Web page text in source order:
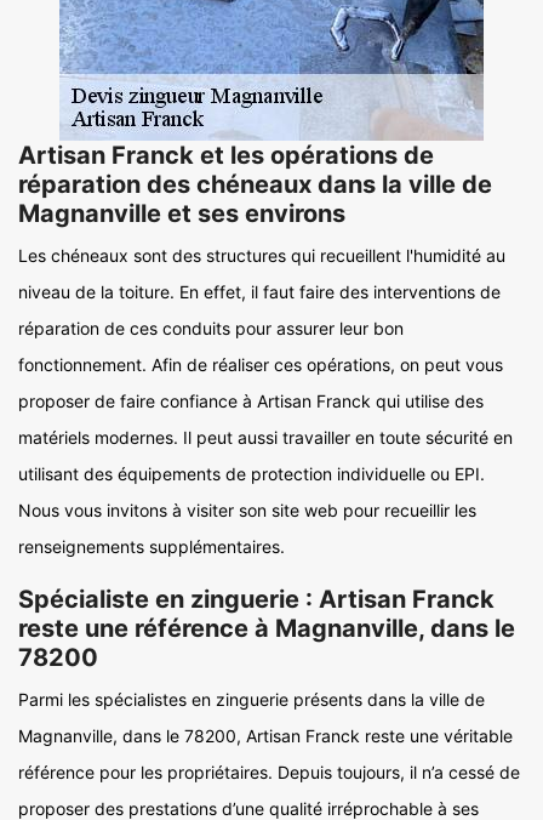
Artisan Franck et les opérations de
réparation des chéneaux dans la ville de
Magnanville et ses environs
Les chéneaux sont des structures qui recueillent l'humidité au
niveau de la toiture. En effet, il faut faire des interventions de
réparation de ces conduits pour assurer leur bon
fonctionnement. Afin de réaliser ces opérations, on peut vous
proposer de faire confiance à Artisan Franck qui utilise des
matériels modernes. Il peut aussi travailler en toute sécurité en
utilisant des équipements de protection individuelle ou EPI.
Nous vous invitons à visiter son site web pour recueillir les
renseignements supplémentaires.
Spécialiste en zinguerie : Artisan Franck
reste une référence à Magnanville, dans le
78200
Parmi les spécialistes en zinguerie présents dans la ville de
Magnanville, dans le 78200, Artisan Franck reste une véritable
référence pour les propriétaires. Depuis toujours, il n’a cessé de
proposer des prestations d’une qualité irréprochable à ses